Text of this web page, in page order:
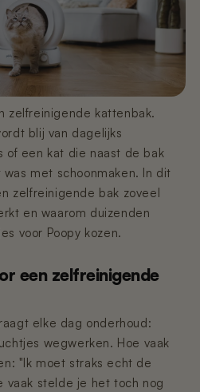
order
- Polar White (Pre-
- Mocca Brown
order
- Rosé Blush
order
Klep
(Wit)
(Trommelring)
Klep
(Rooster/Zeef)
(3 m
Nano 2 -
(1,5 m
zelfreinigende kattenbak.
blij van dagelijks
of een kat die naast de bak
met schoonmaken. In dit
zelfreinigende bak zoveel
en waarom duizenden
voor Poopy kozen.
een zelfreinigende
elke dag onderhoud:
wegwerken. Hoe vaak
"Ik moet straks echt de
vaak stelde je het toch nog